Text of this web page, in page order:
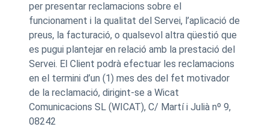
per presentar reclamacions sobre el
funcionament i la qualitat del Servei, l’aplicació de
preus, la facturació, o qualsevol altra qüestió que
es pugui plantejar en relació amb la prestació del
Servei. El Client podrà efectuar les reclamacions
en el termini d’un (1) mes des del fet motivador
de la reclamació, dirigint-se a Wicat
Comunicacions SL (WICAT), C/ Martí i Julià nº 9,
08242